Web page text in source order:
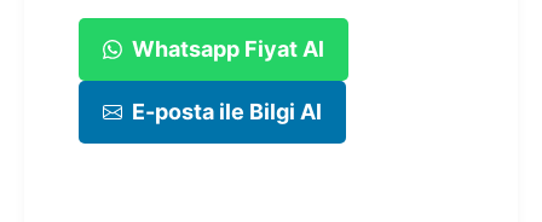
Whatsapp Fiyat Al
E-posta ile Bilgi Al